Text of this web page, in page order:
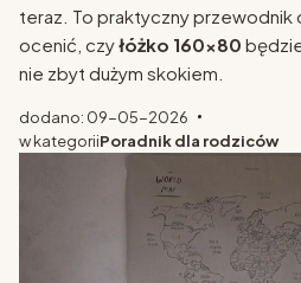
teraz. To praktyczny przewodnik
ocenić, czyłóżko 160x80
nie zbyt dużym skokiem.
dodano: 09-05-2026
w kategoriiPoradnik dla rodziców